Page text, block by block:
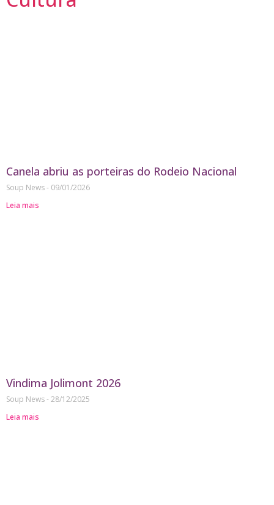
Canela abriu as porteiras do Rodeio Nacional
Soup News
09/01/2026
Leia mais
Vindima Jolimont 2026
Soup News 28/12/2025
Leia mais